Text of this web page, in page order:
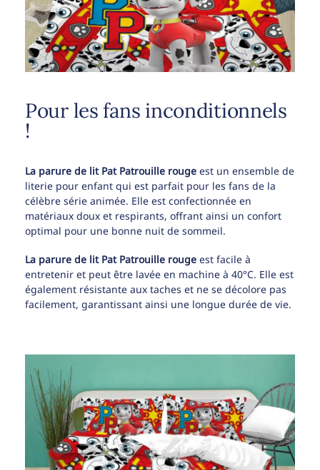
Pour les fans inconditionnels
!
La parure de lit Pat Patrouille rouge est un ensemble de
literie pour enfant qui est parfait pour les fans de la
célèbre série animée. Elle est confectionnée en
matériaux doux et respirants, offrant ainsi un confort
optimal pour une bonne nuit de sommeil.
La parure de lit Pat Patrouille rouge est facile à
entretenir et peut être lavée en machine à 40°C. Elle est
également résistante aux taches et ne se décolore pas
facilement, garantissant ainsi une longue durée de vie.